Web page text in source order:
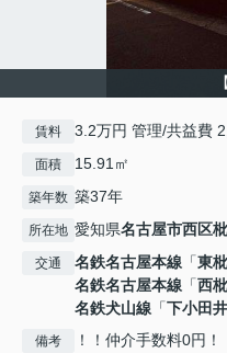
賃料 3.2万円 管理/共益費
面積 15.91㎡
築年数 築37年
所在地 愛知県名古屋市西区
交通 名鉄名古屋本線 「東
名鉄名古屋本線 「西
名鉄犬山線 「下小田井
備考
！！仲介手数料0円